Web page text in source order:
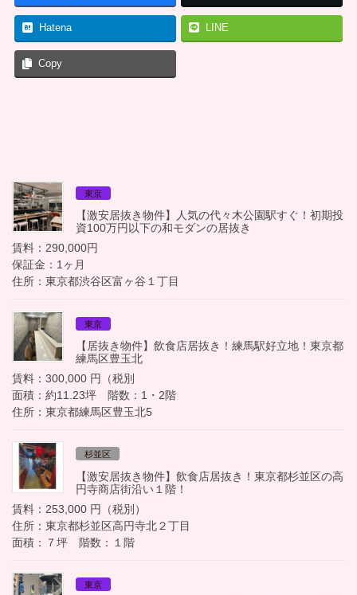
Hatena LINE
Copy
東京
【激安居抜き物件】人気の代々木公園駅すぐ！初期投
資100万円以下の和モダンの居抜き
賃料：290,000円
保証金：1ヶ月
住所：東京都渋谷区富ヶ谷１丁目
東京
【居抜き物件】飲食店居抜き！練馬駅好立地！東京都
練馬区豊玉北
賃料：300,000 円（税別
面積：約11.23坪 階数：1・2階
住所：東京都練馬区豊玉北5
杉並区
【激安居抜き物件】飲食店居抜き！東京都杉並区の高
円寺商店街沿い１階！
賃料：253,000 円（税別）
住所：東京都杉並区高円寺北２丁目
面積：７坪 階数：１階
東京